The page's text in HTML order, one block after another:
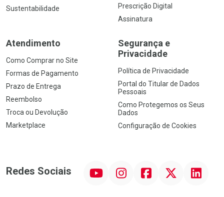
Sustentabilidade
Prescrição Digital
Assinatura
Atendimento
Como Comprar no Site
Formas de Pagamento
Prazo de Entrega
Reembolso
Troca ou Devolução
Marketplace
Segurança e
Privacidade
Política de Privacidade
Portal do Titular de Dados
Pessoais
Como Protegemos os Seus
Dados
Configuração de Cookies
Redes Sociais InstagramFacebookTwitter Linkedin